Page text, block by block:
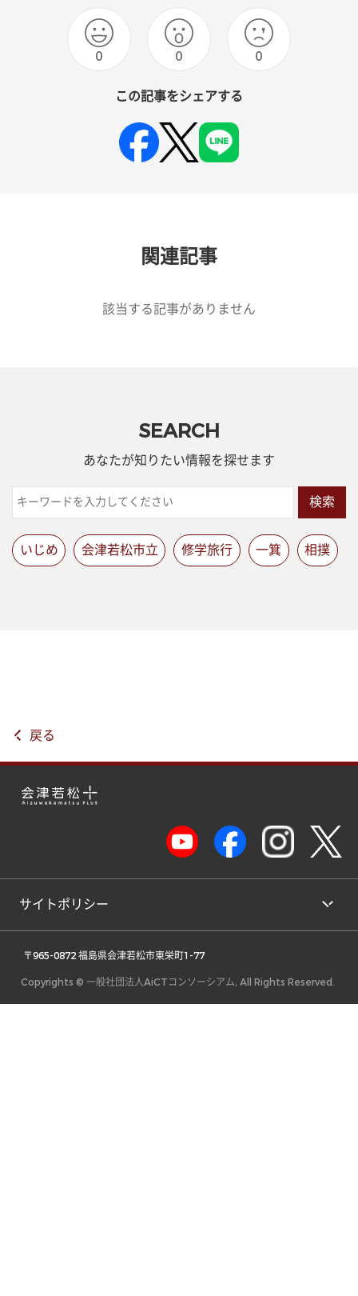
0 0 0
この記事をシェアする
関連記事
該当する記事がありません
SEARCH
あなたが知りたい情報を探せます
検索
いじめ 会津若松市立 修学旅行 一箕 相撲
戻る
サイトポリシー
〒965-0872 福島県会津若松市東栄町1-77
Copyrights © 一般社団法人AiCTコンソーシアム, All Rights Reserved.